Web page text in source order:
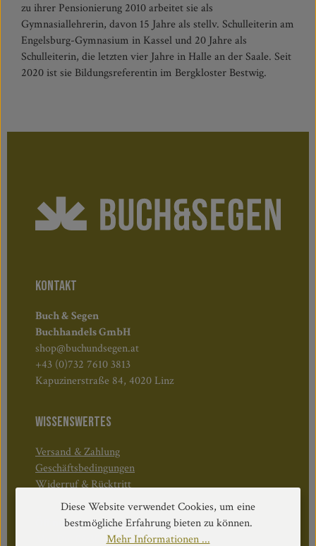
zu ihrer Pensionierung 2010 arbeitet sie als
Gymnasiallehrerin, davon 15 Jahre als stellv. Schulleiterin am
Engelsburg-Gymnasium in Kassel und 20 Jahre als
Schulleiterin, die letzten vier Jahre in Halle an der Saale. Seit
2020 ist sie Bildungsreferentin im Bergkloster Bestwig.
KONTAKT
Buch & Segen
Buchhandels GmbH
shop@buchundsegen.at
+43 (0)732 7610 3813
Kapuzinerstraße 84, 4020 Linz
WISSENSWERTES
Versand & Zahlung
Geschäftsbedingungen
Widerruf & Rücktritt
Öffnungszeiten:
Mo–Do: 08:30–17:00 Uhr
Diese Website verwendet Cookies, um eine
bestmögliche Erfahrung bieten zu können.
Mehr Informationen ...